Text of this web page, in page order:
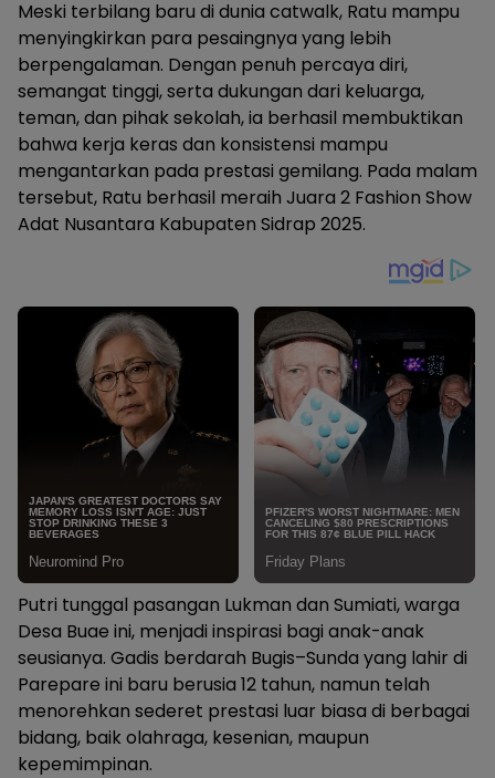
Meski terbilang baru di dunia catwalk, Ratu mampu
menyingkirkan para pesaingnya yang lebih
berpengalaman. Dengan penuh percaya diri,
semangat tinggi, serta dukungan dari keluarga,
teman, dan pihak sekolah, ia berhasil membuktikan
bahwa kerja keras dan konsistensi mampu
mengantarkan pada prestasi gemilang. Pada malam
tersebut, Ratu berhasil meraih Juara 2 Fashion Show
Adat Nusantara Kabupaten Sidrap 2025.
Putri tunggal pasangan Lukman dan Sumiati, warga
Desa Buae ini, menjadi inspirasi bagi anak-anak
seusianya. Gadis berdarah Bugis–Sunda yang lahir di
Parepare ini baru berusia 12 tahun, namun telah
menorehkan sederet prestasi luar biasa di berbagai
bidang, baik olahraga, kesenian, maupun
kepemimpinan.